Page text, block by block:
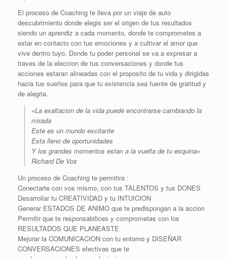
El proceso de Coaching te lleva por un viaje de auto
descubrimiento donde elegis ser el origen de tus resultados
siendo un aprendiz a cada momento, donde te comprometes a
estar en contacto con tus emociones y a cultivar el amor que
vive dentro tuyo. Donde tu poder personal se va a expresar a
traves de la eleccion de tus conversaciones y donde tus
acciones estaran alineadas con el proposito de tu vida y dirigidas
hacia tus sueños para que tu existencia sea fuente de gratitud y
de alegria.
«La exaltacion de la vida puede encontrarse cambiando la
mirada
Este es un mundo excitante
Esta lleno de oportunidades
Y los grandes momentos estan a la vuelta de tu esquina»
Richard De Vos
Un proceso de Coaching te permitira :
Conectarte con vos mismo, con tus TALENTOS y tus DONES
Desarrollar tu CREATIVIDAD y tu INTUICION
Generar ESTADOS DE ANIMO que te predispongan a la accion
Permitir que te responsabilices y comprometas con los
RESULTADOS QUE PLANEASTE
Mejorar la COMUNICACION con tu entorno y DISEÑAR
CONVERSACIONES efectivas que te